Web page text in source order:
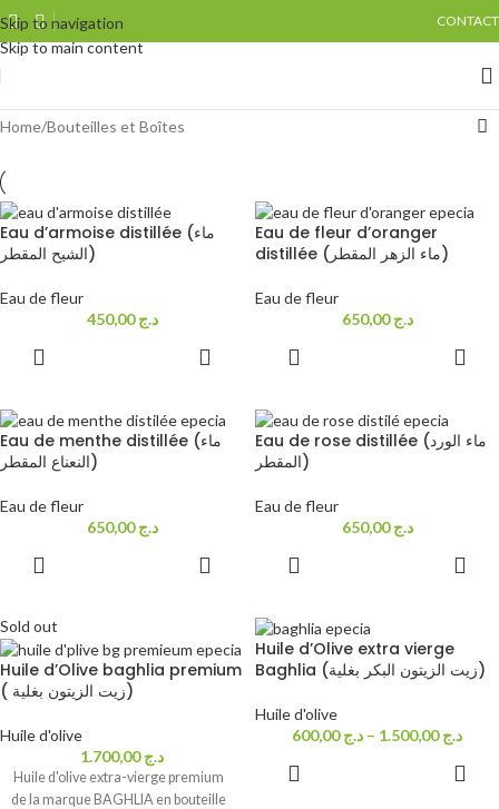
Skip to navigation
Skip to main content
CONTACT
Home Bouteilles et Boîtes
Eau d’armoise distillée (ماء
الشيح المقطر)
Eau de fleur
د.ج450,00
Eau de fleur d’oranger
distillée (ماء الزهر المقطر)
Eau de fleur
د.ج650,00
Eau de menthe distillée (ماء
النعناع المقطر)
Eau de fleur
د.ج650,00
Eau de rose distillée (ماء الورد
المقطر)
Eau de fleur
د.ج650,00
Sold out
Huile d’Olive baghlia premium
( زيت الزيتون بغلية)
Huile d'olive
د.ج1.700,00
Huile d'olive extra-vierge premium
de la marque BAGHLIA en bouteille
Huile d’Olive extra vierge
Baghlia (زيت الزيتون البكر بغلية)
Huile d'olive
د.ج600,00 – د.ج1.500,00